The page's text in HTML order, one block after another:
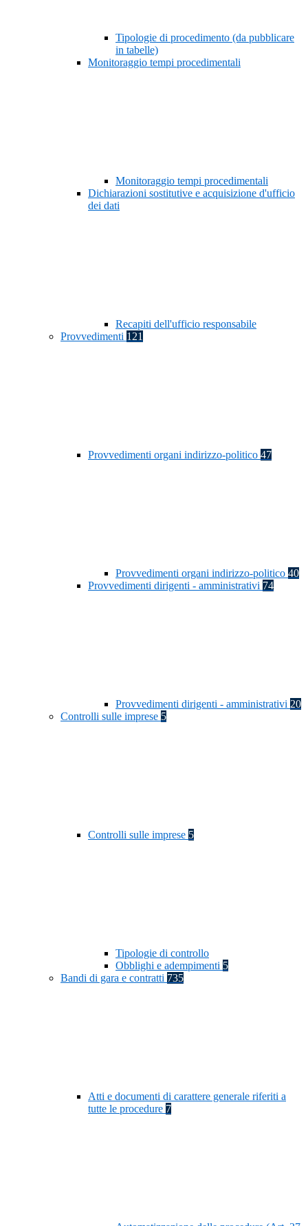
Tipologie di procedimento (da pubblicare
in tabelle)
Monitoraggio tempi procedimentali
Monitoraggio tempi procedimentali
Dichiarazioni sostitutive e acquisizione d'ufficio
dei dati
Recapiti dell'ufficio responsabile
Provvedimenti 121
Provvedimenti organi indirizzo-politico 47
Provvedimenti organi indirizzo-politico 40
Provvedimenti dirigenti - amministrativi 74
Provvedimenti dirigenti - amministrativi 20
Controlli sulle imprese 5
Controlli sulle imprese 5
Tipologie di controllo
Obblighi e adempimenti 5
Bandi di gara e contratti 735
Atti e documenti di carattere generale riferiti a
tutte le procedure 7